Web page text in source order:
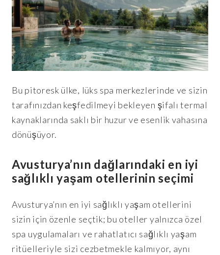
Bu pitoresk ülke, lüks spa merkezlerinde ve sizin
tarafınızdan keşfedilmeyi bekleyen şifalı termal
kaynaklarında saklı bir huzur ve esenlik vahasına
dönüşüyor.
Avusturya’nın dağlarındaki en iyi
sağlıklı yaşam otellerinin seçimi
Avusturya’nın en iyi sağlıklı yaşam otellerini
sizin için özenle seçtik; bu oteller yalnızca özel
spa uygulamaları ve rahatlatıcı sağlıklı yaşam
ritüelleriyle sizi cezbetmekle kalmıyor, aynı